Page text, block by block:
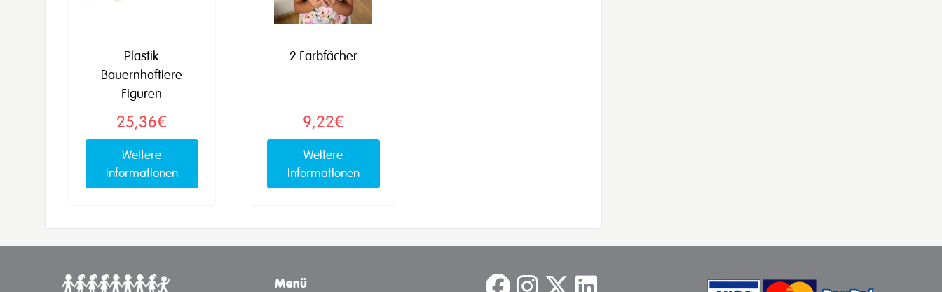
Plastik
Bauernhoftiere
Figuren
25,36€
Weitere
Informationen
2 Farbfächer
9,22€
Weitere
Informationen
Menü